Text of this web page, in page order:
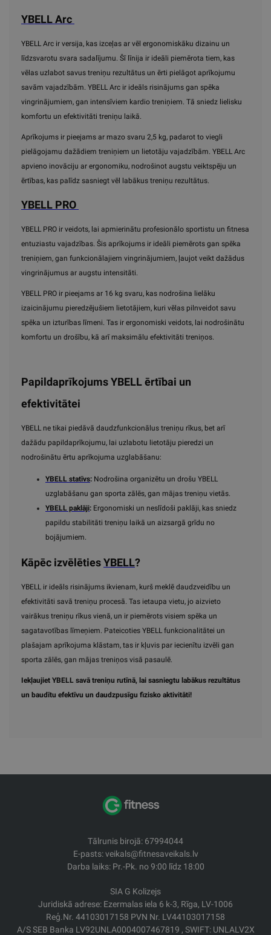
YBELL Arc
YBELL Arc ir versija, kas izceļas ar vēl ergonomiskāku dizainu un
līdzsvarotu svara sadalījumu. Šī līnija ir ideāli piemērota tiem, kas
vēlas uzlabot savus treniņu rezultātus un ērti pielāgot aprīkojumu
savām vajadzībām. YBELL Arc ir ideāls risinājums gan spēka
vingrinājumiem, gan intensīviem kardio treniņiem. Tā sniedz lielisku
komfortu un efektivitāti treniņu laikā.
Aprīkojums ir pieejams ar mazo svaru 2,5 kg, padarot to viegli
pielāgojamu dažādiem treniņiem un lietotāju vajadzībām. YBELL Arc
apvieno inovāciju ar ergonomiku, nodrošinot augstu veiktspēju un
ērtības, kas palīdz sasniegt vēl labākus treniņu rezultātus.
YBELL PRO
YBELL PRO ir veidots, lai apmierinātu profesionālo sportistu un fitnesa
entuziastu vajadzības. Šis aprīkojums ir ideāli piemērots gan spēka
treniņiem, gan funkcionālajiem vingrinājumiem, ļaujot veikt dažādus
vingrinājumus ar augstu intensitāti.
YBELL PRO ir pieejams ar 16 kg svaru, kas nodrošina lielāku
izaicinājumu pieredzējušiem lietotājiem, kuri vēlas pilnveidot savu
spēka un izturības līmeni. Tas ir ergonomiski veidots, lai nodrošinātu
komfortu un drošību, kā arī maksimālu efektivitāti treniņos.
Papildaprīkojums YBELL ērtībai un
efektivitātei
YBELL ne tikai piedāvā daudzfunkcionālus treniņu rīkus, bet arī
dažādu papildaprīkojumu, lai uzlabotu lietotāju pieredzi un
nodrošinātu ērtu aprīkojuma uzglabāšanu:
YBELL statīvs: Nodrošina organizētu un drošu YBELL
uzglabāšanu gan sporta zālēs, gan mājas treniņu vietās.
YBELL paklāji: Ergonomiski un neslīdoši paklāji, kas sniedz
papildu stabilitāti treniņu laikā un aizsargā grīdu no
bojājumiem.
Kāpēc izvēlētiesYBELL?
YBELL ir ideāls risinājums ikvienam, kurš meklē daudzveidību un
efektivitāti savā treniņu procesā. Tas ietaupa vietu, jo aizvieto
vairākus treniņu rīkus vienā, un ir piemērots visiem spēka un
sagatavotības līmeņiem. Pateicoties YBELL funkcionalitātei un
plašajam aprīkojuma klāstam, tas ir kļuvis par iecienītu izvēli gan
sporta zālēs, gan mājas treniņos visā pasaulē.
Iekļaujiet YBELL savā treniņu rutīnā, lai sasniegtu labākus rezultātus
un baudītu efektīvu un daudzpusīgu fizisko aktivitāti!
Tālrunis birojā: 67994044
E-pasts: veikals@fitnesaveikals.lv
Darba laiks: Pr.-Pk. no 9:00 līdz 18:00
SIA G Kolizejs
Juridiskā adrese: Ezermalas iela 6 k-3, Rīga, LV-1006
Reģ.Nr. 44103017158 PVN Nr. LV44103017158
A/S SEB Banka LV92UNLA0004007467819 , SWIFT: UNLALV2X